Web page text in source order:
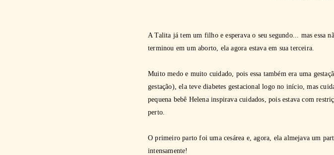
A Talita já tem um filho e esperava o seu segundo... mas essa
terminou em um aborto, ela agora estava em sua terceira.
Muito medo e muito cuidado, pois essa também era uma
gestação), ela teve diabetes gestacional logo no início, mas
pequena bebê Helena inspirava cuidados, pois estava com
perto.
O primeiro parto foi uma cesárea e, agora, ela almejava um
intensamente!